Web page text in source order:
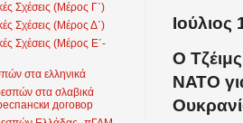
Ο
ΝΑΤΟ
Σχέσεις (Μέρος Γ΄)
Σχέσεις (Μέρος Δ΄)
Σχέσεις (Μέρος Ε΄-
στα ελληνικά
στα σλαβικά
договор